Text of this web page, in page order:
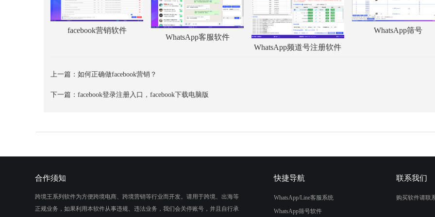
facebook营销软件
WhatsApp客服软件
WhatsApp频道号注册软件
WhatsApp筛号
上一篇：如何正确做facebook营销？
下一篇：facebook登录注册入口，facebook下载电脑版
合作须知
跨境王系列软件为方便跨境电商、跨境营销等行业而开发。请用于跨境、出海等
正规业务，如果利用本软件从事违规、违法业务，我们会关停账号，并且自行承
快捷导航
WhatsApp/Line客服系统
WhatsApp筛号软件
联系我们
购买软件请联